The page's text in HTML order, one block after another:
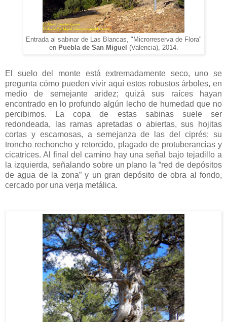
Entrada al sabinar de Las Blancas, "Microrreserva de Flora"
en Puebla de San Miguel (Valencia), 2014.
El suelo del monte está extremadamente seco, uno se
pregunta cómo pueden vivir aquí estos robustos árboles, en
medio de semejante aridez; quizá sus raíces hayan
encontrado en lo profundo algún lecho de humedad que no
percibimos. La copa de estas sabinas suele ser
redondeada, las ramas apretadas o abiertas, sus hojitas
cortas y escamosas, a semejanza de las del ciprés; su
troncho rechoncho y retorcido, plagado de protuberancias y
cicatrices. Al final del camino hay una señal bajo tejadillo a
la izquierda, señalando sobre un plano la “red de depósitos
de agua de la zona” y un gran depósito de obra al fondo,
cercado por una verja metálica.